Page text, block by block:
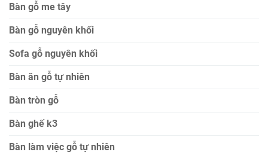
Bàn gỗ me tây
Bàn gỗ nguyên khối
Sofa gỗ nguyên khối
Bàn ăn gỗ tự nhiên
Bàn tròn gỗ
Bàn ghế k3
Bàn làm việc gỗ tự nhiên